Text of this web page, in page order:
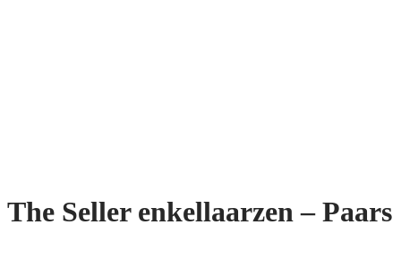
The Seller enkellaarzen – Paars